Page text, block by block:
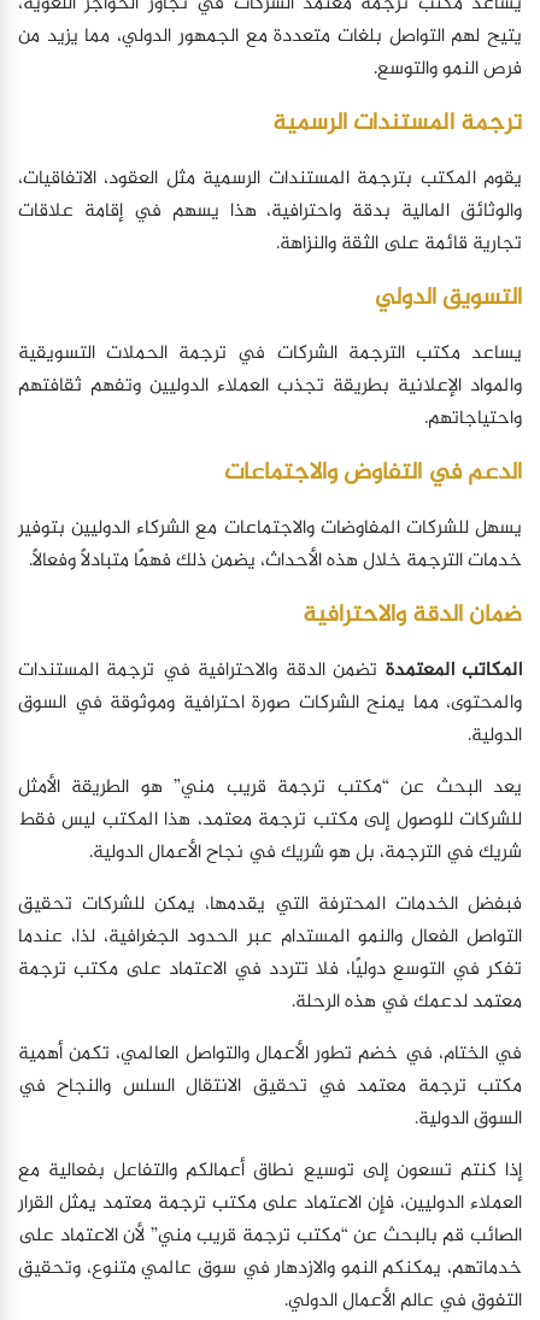
يتيح لهم التواصل بلغات متعددة مع الجمهور الدولي، مما يزيد من
فرص النمو والتوسع.
ترجمة المستندات الرسمية
يقوم المكتب بترجمة المستندات الرسمية مثل العقود، الاتفاقيات،
والوثائق المالية بدقة واحترافية، هذا يسهم في إقامة علاقات
تجارية قائمة على الثقة والنزاهة.
التسويق الدولي
يساعد مكتب الترجمة الشركات في ترجمة الحملات التسويقية
والمواد الإعلانية بطريقة تجذب العملاء الدوليين وتفهم ثقافتهم
واحتياجاتهم.
الدعم في التفاوض والاجتماعات
يسهل للشركات المفاوضات والاجتماعات مع الشركاء الدوليين بتوفير
خدمات الترجمة خلال هذه الأحداث، يضمن ذلك فهمًا متبادلاً وفعالًا.
ضمان الدقة والاحترافية
المكاتب المعتمدة تضمن الدقة والاحترافية في ترجمة المستندات
والمحتوى، مما يمنح الشركات صورة احترافية وموثوقة في السوق
الدولية.
يعد البحث عن “مكتب ترجمة قريب مني” هو الطريقة الأمثل
للشركات للوصول إلى مكتب ترجمة معتمد، هذا المكتب ليس فقط
شريك في الترجمة، بل هو شريك في نجاح الأعمال الدولية.
فبفضل الخدمات المحترفة التي يقدمها، يمكن للشركات تحقيق
التواصل الفعال والنمو المستدام عبر الحدود الجغرافية، لذا، عندما
تفكر في التوسع دوليًا، فلا تتردد في الاعتماد على مكتب ترجمة
معتمد لدعمك في هذه الرحلة.
في الختام، في خضم تطور الأعمال والتواصل العالمي، تكمن أهمية
مكتب ترجمة معتمد في تحقيق الانتقال السلس والنجاح في
السوق الدولية.
إذا كنتم تسعون إلى توسيع نطاق أعمالكم والتفاعل بفعالية مع
العملاء الدوليين، فإن الاعتماد على مكتب ترجمة معتمد يمثل القرار
الصائب قم بالبحث عن “مكتب ترجمة قريب مني” لأن الاعتماد على
خدماتهم، يمكنكم النمو والازدهار في سوق عالمي متنوع، وتحقيق
التفوق في عالم الأعمال الدولي.